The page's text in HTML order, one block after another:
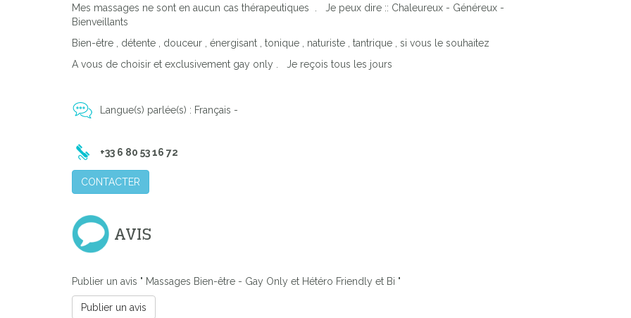
Mes massages ne sont en aucun cas thérapeutiques . Je peux dire :: Chaleureux - Généreux -
Bienveillants
Bien-être , détente , douceur , énergisant , tonique , naturiste , tantrique , si vous le souhaitez
A vous de choisir et exclusivement gay only . Je reçois tous les jours
Langue(s) parlée(s) : Français -
+33 6 80 53 16 72
CONTACTER
AVIS
Publier un avis " Massages Bien-être - Gay Only et Hétéro Friendly et Bi "
Publier un avis